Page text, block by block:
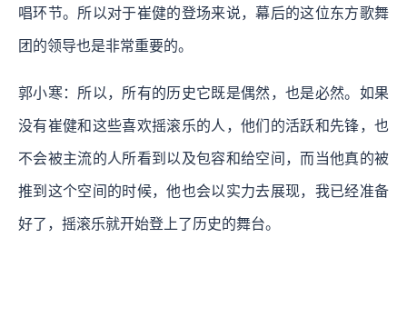
唱环节。所以对于崔健的登场来说，幕后的这位东方歌舞
团的领导也是非常重要的。
郭小寒：所以，所有的历史它既是偶然，也是必然。如果
没有崔健和这些喜欢摇滚乐的人，他们的活跃和先锋，也
不会被主流的人所看到以及包容和给空间，而当他真的被
推到这个空间的时候，他也会以实力去展现，我已经准备
好了，摇滚乐就开始登上了历史的舞台。